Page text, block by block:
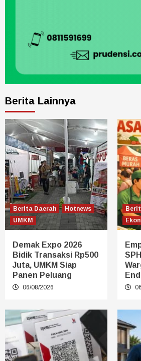
Berita Lainnya
Berita Daerah
Hotnews
UMKM
Demak Expo 2026
Bidik Transaksi Rp500
Juta, UMKM Siap
Panen Peluang
06/08/2026